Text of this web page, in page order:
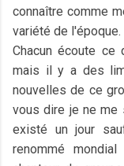
connaître comme
variété de l'époque.
Chacun écoute
mais il y a des
nouvelles de ce
vous dire je ne me
existé un jour
renommé